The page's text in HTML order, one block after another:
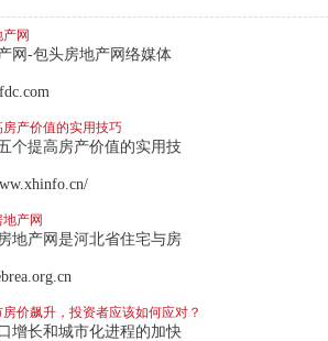
网
网-包头房地产网络媒体
房产价值的实用技巧
个提高房产价值的实用技
产网
地产网是河北省住宅与房
价飙升，投资者应该如何应对？
增长和城市化进程的加快